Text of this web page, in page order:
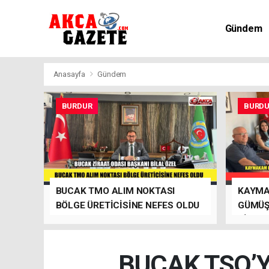
Gündem
Anasayfa Gündem
BURDUR
BUCAK TMO ALIM NOKTASI
BÖLGE ÜRETİCİSİNE NEFES OLDU